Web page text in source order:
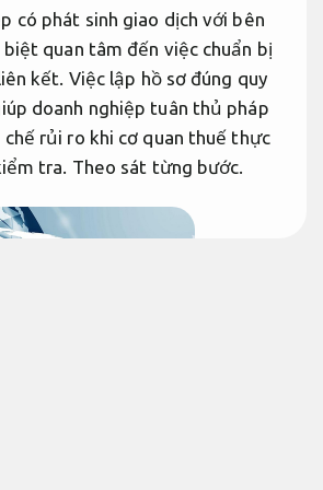
có phát sinh giao dịch với bên
quan tâm đến việc chuẩn bị
kết. Việc lập hồ sơ đúng quy
doanh nghiệp tuân thủ pháp
chế rủi ro khi cơ quan thuế thực
tra. Theo sát từng bước.